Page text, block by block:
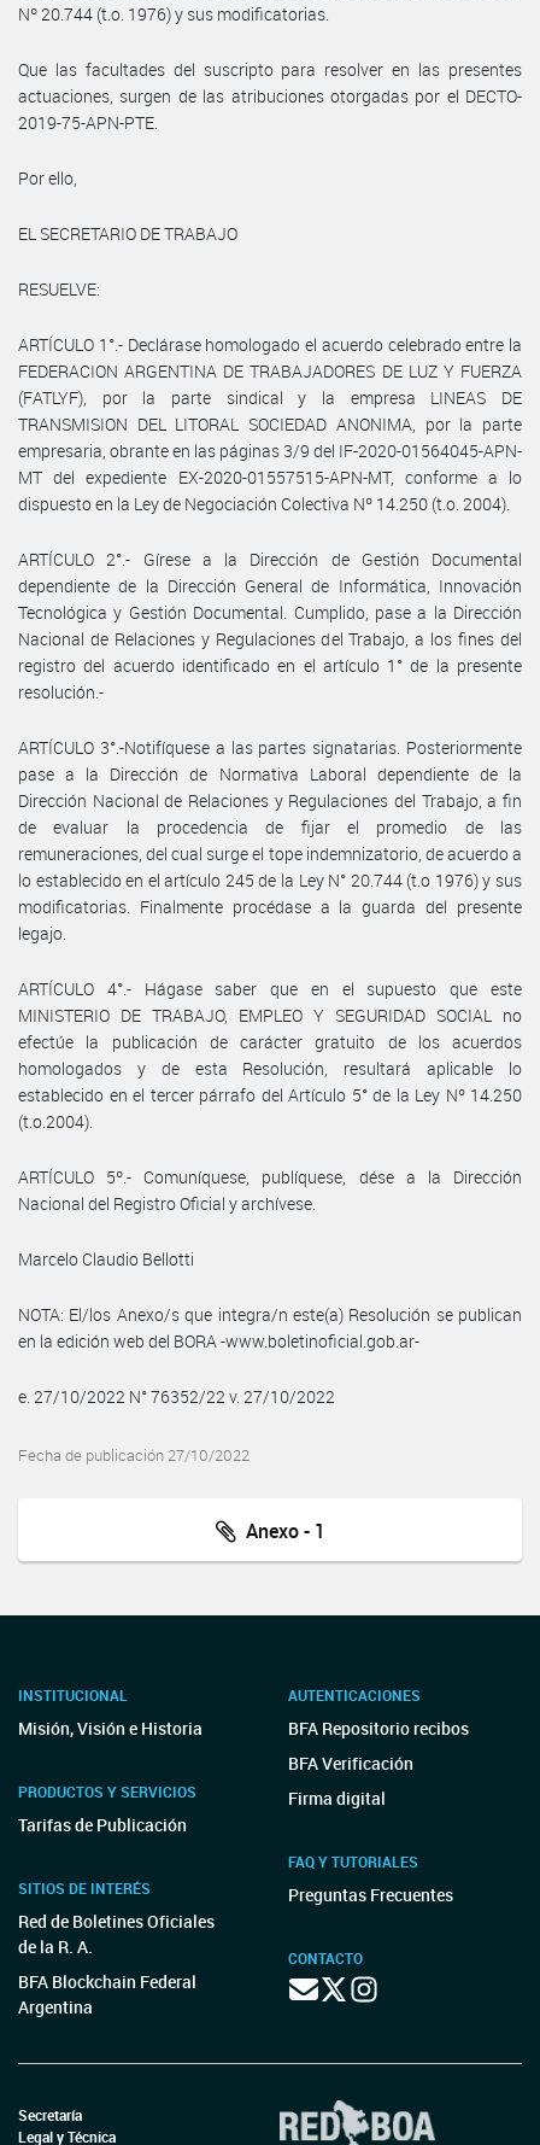
Nº 20.744 (t.o. 1976) y sus modificatorias.
Que las facultades del suscripto para resolver en las presentes
actuaciones, surgen de las atribuciones otorgadas por el DECTO-
2019-75-APN-PTE.
Por ello,
EL SECRETARIO DE TRABAJO
RESUELVE:
ARTÍCULO 1°.- Declárase homologado el acuerdo celebrado entre la
FEDERACION ARGENTINA DE TRABAJADORES DE LUZ Y FUERZA
(FATLYF), por la parte sindical y la empresa LINEAS DE
TRANSMISION DEL LITORAL SOCIEDAD ANONIMA, por la parte
empresaria, obrante en las páginas 3/9 del IF-2020-01564045-APN-
MT del expediente EX-2020-01557515-APN-MT, conforme a lo
dispuesto en la Ley de Negociación Colectiva Nº 14.250 (t.o. 2004).
ARTÍCULO 2°.- Gírese a la Dirección de Gestión Documental
dependiente de la Dirección General de Informática, Innovación
Tecnológica y Gestión Documental. Cumplido, pase a la Dirección
Nacional de Relaciones y Regulaciones del Trabajo, a los fines del
registro del acuerdo identificado en el artículo 1° de la presente
resolución.-
ARTÍCULO 3°.-Notifíquese a las partes signatarias. Posteriormente
pase a la Dirección de Normativa Laboral dependiente de la
Dirección Nacional de Relaciones y Regulaciones del Trabajo, a fin
de evaluar la procedencia de fijar el promedio de las
remuneraciones, del cual surge el tope indemnizatorio, de acuerdo a
lo establecido en el artículo 245 de la Ley N° 20.744 (t.o 1976) y sus
modificatorias. Finalmente procédase a la guarda del presente
legajo.
ARTÍCULO 4°.- Hágase saber que en el supuesto que este
MINISTERIO DE TRABAJO, EMPLEO Y SEGURIDAD SOCIAL no
efectúe la publicación de carácter gratuito de los acuerdos
homologados y de esta Resolución, resultará aplicable lo
establecido en el tercer párrafo del Artículo 5° de la Ley Nº 14.250
(t.o.2004).
ARTÍCULO 5º.- Comuníquese, publíquese, dése a la Dirección
Nacional del Registro Oficial y archívese.
Marcelo Claudio Bellotti
NOTA: El/los Anexo/s que integra/n este(a) Resolución se publican
en la edición web del BORA -www.boletinoficial.gob.ar-
e. 27/10/2022 N° 76352/22 v. 27/10/2022
Fecha de publicación 27/10/2022
Anexo - 1
INSTITUCIONAL
Misión, Visión e Historia
PRODUCTOS Y SERVICIOS
Tarifas de Publicación
SITIOS DE INTERÉS
Red de Boletines Oficiales
de la R. A.
BFA Blockchain Federal
Argentina
AUTENTICACIONES
BFA Repositorio recibos
BFA Verificación
Firma digital
FAQ Y TUTORIALES
Preguntas Frecuentes
CONTACTO
Secretaría
Legal y Técnica